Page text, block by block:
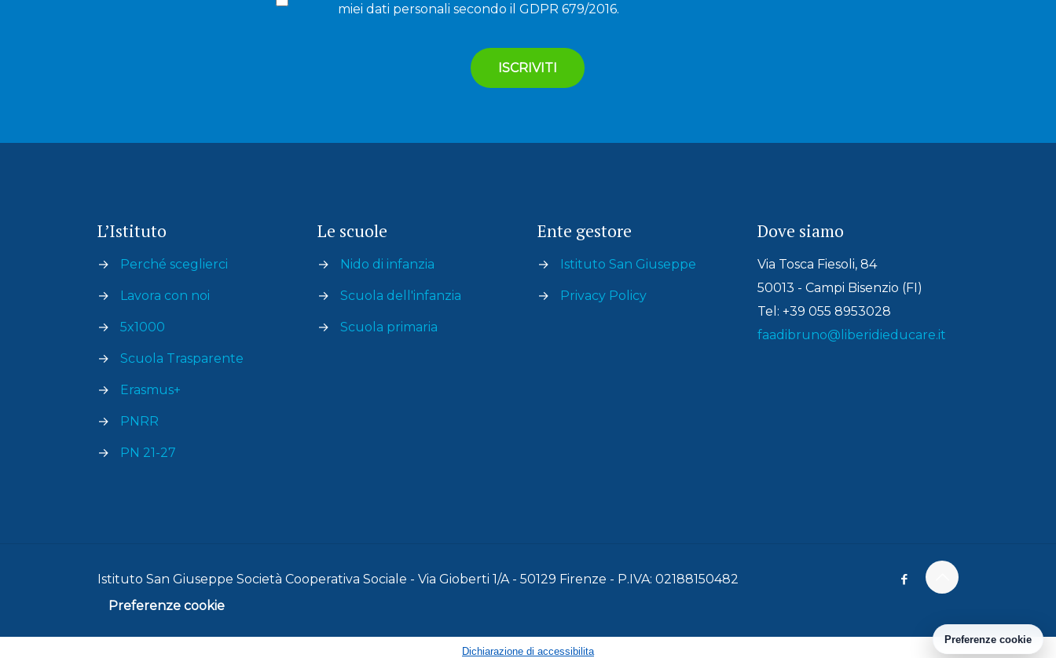
miei dati personali secondo il GDPR 679/2016.
L’Istituto
→ Perché sceglierci
→ Lavora con noi
→ 5x1000
→ Scuola Trasparente
→ Erasmus+
→ PNRR
→ PN 21-27
Le scuole
→ Nido di infanzia
→ Scuola dell'infanzia
→ Scuola primaria
Ente gestore
→ Istituto San Giuseppe
→ Privacy Policy
Dove siamo
Via Tosca Fiesoli, 84
50013 - Campi Bisenzio (FI)
Tel: +39 055 8953028
faadibruno@liberidieducare.it
Istituto San Giuseppe Società Cooperativa Sociale - Via Gioberti 1/A - 50129 Firenze - P.IVA: 02188150482
Preferenze cookie
Dichiarazione di accessibilita
Preferenze cookie